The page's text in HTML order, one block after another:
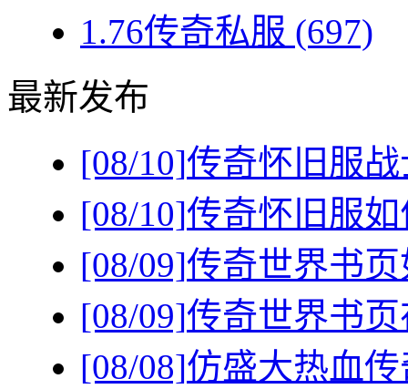
1.76传奇私服 (697)
最新发布
[08/10]传奇怀旧服
[08/10]传奇怀旧服
[08/09]传奇世界书
[08/09]传奇世界书
[08/08]仿盛大热血